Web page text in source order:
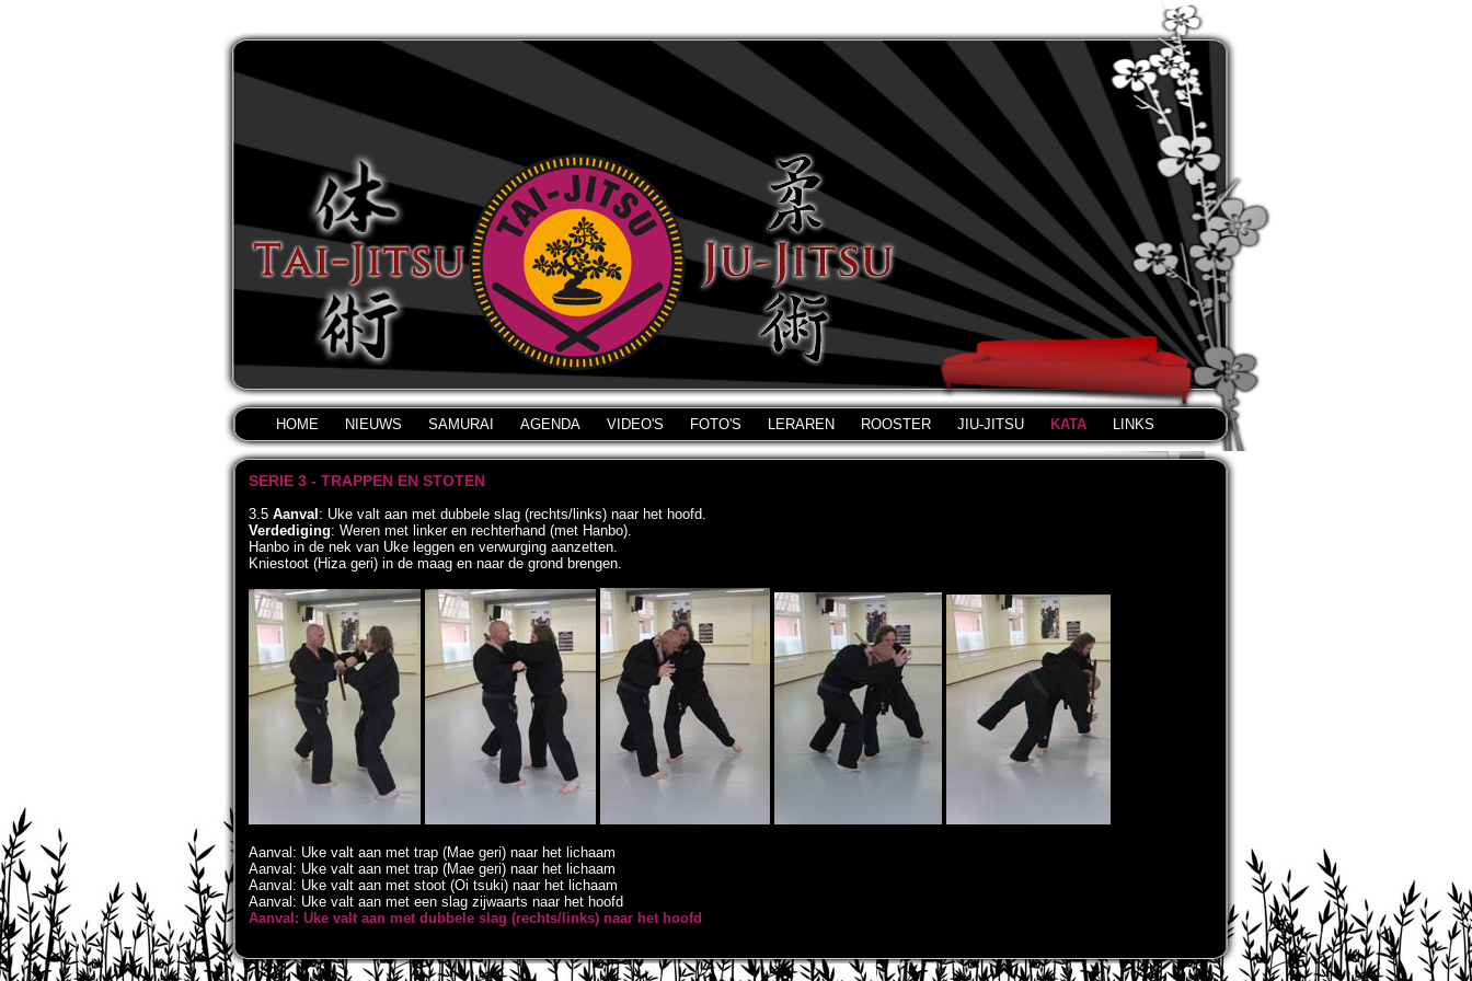
HOME NIEUWS SAMURAI AGENDA VIDEO'S FOTO'S LERAREN ROOSTER JIU-JITSU KATA LINKS
SERIE 3 - TRAPPEN EN STOTEN
3.5 Aanval : Uke valt aan met dubbele slag (rechts/links) naar het hoofd.
Verdediging: Weren met linker en rechterhand (met Hanbo).
Hanbo in de nek van Uke leggen en verwurging aanzetten.
Kniestoot (Hiza geri) in de maag en naar de grond brengen.
Aanval: Uke valt aan met trap (Mae geri) naar het lichaam
Aanval: Uke valt aan met trap (Mae geri) naar het lichaam
Aanval: Uke valt aan met stoot (Oi tsuki) naar het lichaam
Aanval: Uke valt aan met een slag zijwaarts naar het hoofd
Aanval: Uke valt aan met dubbele slag (rechts/links) naar het hoofd